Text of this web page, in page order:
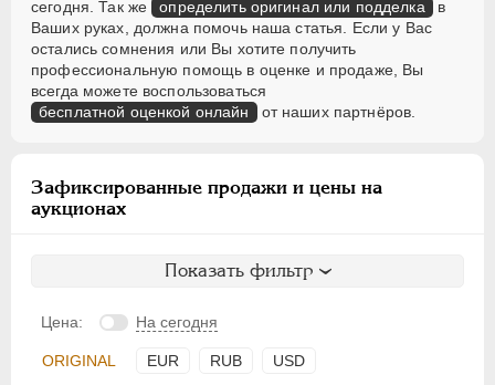
сегодня. Так же определить оригинал или подделка в
Ваших руках, должна помочь наша статья. Если у Вас
остались сомнения или Вы хотите получить
профессиональную помощь в оценке и продаже, Вы
всегда можете воспользоваться
бесплатной оценкой онлайн от наших партнёров.
Зафиксированные продажи и цены на
аукционах
Показать фильтр
Цена: На сегодня
ORIGINAL EUR RUB USD